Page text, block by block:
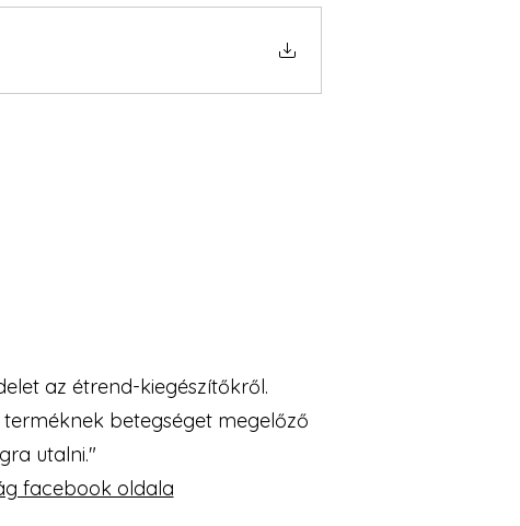
az étrend-kiegészítőkről.
betegséget megelőző
utalni."
facebook oldala